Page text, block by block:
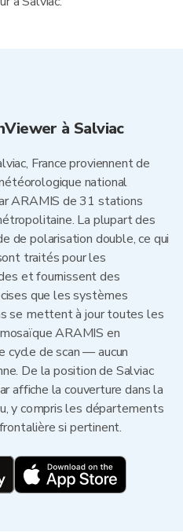
à Salviac
France proviennent de
national
ARAMIS de 31 stations
La plupart des
de polarisation double, ce qui
traités pour les
et fournissent des
que les systèmes
se mettent à jour toutes les
ARAMIS en
cycle de scan — aucun
De la position de Salviac
affiche la couverture dans la
y compris les départements
si pertinent.